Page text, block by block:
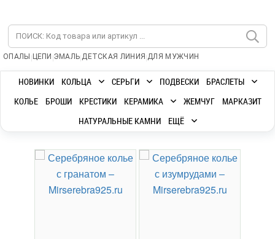
ОПАЛЫ | ЦЕПИ |ЭМАЛЬ|ДЕТСКАЯ ЛИНИЯ |ДЛЯ МУЖЧИН
НОВИНКИ КОЛЬЦА СЕРЬГИ ПОДВЕСКИ
БРАСЛЕТЫ
КОЛЬЕ
БРОШИ КРЕСТИКИ КЕРАМИКА ЖЕМЧУГ
МАРКАЗИТ
НАТУРАЛЬНЫЕ КАМНИ
ЕЩЁ